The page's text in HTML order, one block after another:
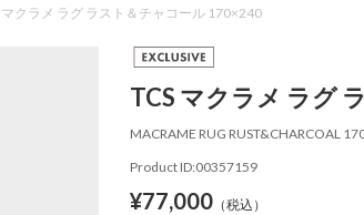
マクラメ ラグ ラスト＆チャコール 170×240
TCS マクラメ ラグ
MACRAME RUG RUST&CHARCOAL
Product ID:00357159
¥77,000（税込）